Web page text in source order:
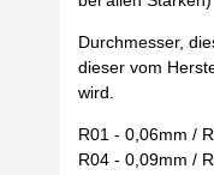
Durchmesser,
dieser vom
wird.
R01 - 0,06mm /
R04 - 0,09mm /